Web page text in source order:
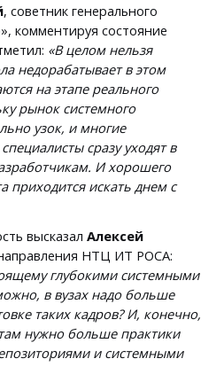
, советник генерального
комментируя состояние
«В целом нельзя
недорабатывает в этом
на этапе реального
рынок системного
узок, и многие
сразу уходят в
И хорошего
приходится искать днем с
высказал Алексей
НТЦ ИТ РОСА:
глубокими системными
в вузах надо больше
таких кадров? И, конечно,
нужно больше практики
и системными